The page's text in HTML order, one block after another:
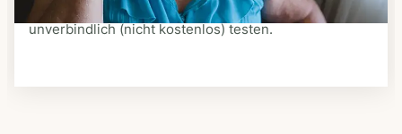
Anbietern können Sie Essen auf Rädern auch
unverbindlich (nicht kostenlos) testen.